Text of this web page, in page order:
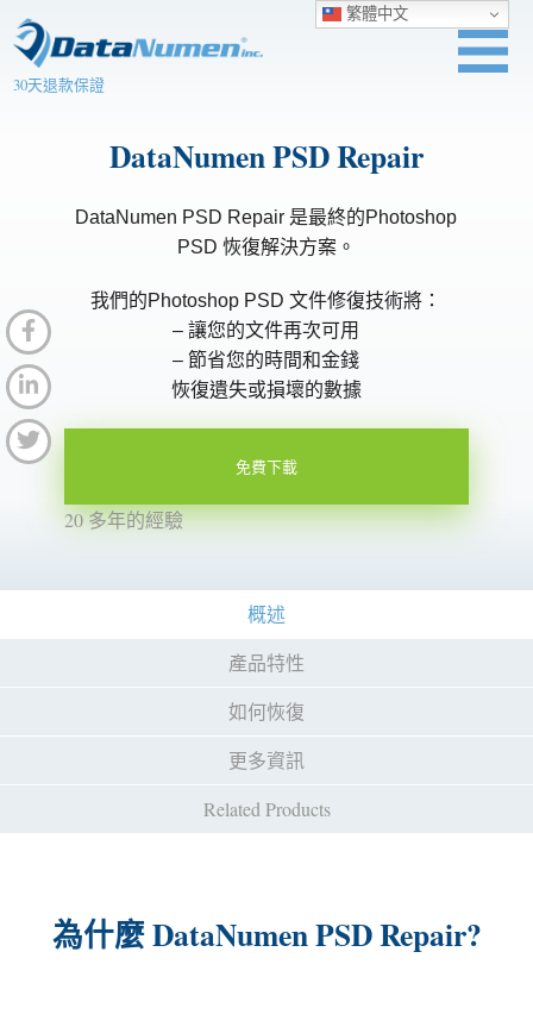
30天退款保證
DataNumen PSD Repair
DataNumen PSD Repair 是最終的Photoshop
PSD 恢復解決方案。
我們的Photoshop PSD 文件修復技術將：
– 讓您的文件再次可用
– 節省您的時間和金錢
恢復遺失或損壞的數據
免費下載
20 多年的經驗
概述
產品特性
如何恢復
更多資訊
Related Products
為什麼 DataNumen PSD Repair?
繁體中文